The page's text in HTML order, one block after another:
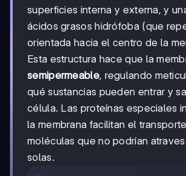
superficies interna y externa, y
ácidos grasos hidrófoba (que
orientada hacia el centro de la
Esta estructura hace que la
semipermeable, regulando
qué sustancias pueden entrar y
célula. Las proteínas especiales
la membrana facilitan el
moléculas que no podrían
solas.